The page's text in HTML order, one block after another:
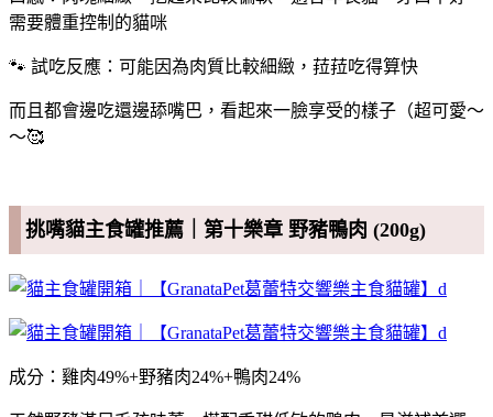
需要體重控制的貓咪
🐾 試吃反應：可能因為肉質比較細緻，菈菈吃得算快
而且都會邊吃還邊舔嘴巴，看起來一臉享受的樣子（超可愛～
～🥰
挑嘴貓主食罐推薦｜第十樂章 野豬鴨肉 (200g)
成分：雞肉49%+野豬肉24%+鴨肉24%